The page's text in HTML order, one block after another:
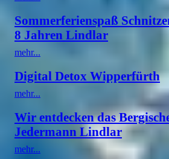
Sommerferienspaß
8 Jahren Lindlar
mehr...
Digital Detox Wipperfürth
mehr...
Wir entdecken das
Jedermann Lindlar
mehr...